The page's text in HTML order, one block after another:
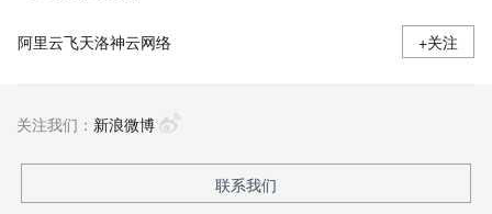
阿里云飞天洛神云网络 +关注
关注我们： 新浪微博
联系我们